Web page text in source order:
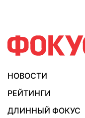
НОВОСТИ
РЕЙТИНГИ
ДЛИННЫЙ ФОКУС